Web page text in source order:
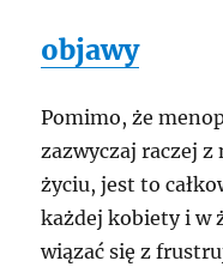
objawy
Pomimo, że
zazwyczaj raczej
życiu, jest to
każdej kobiety i w
wiązać się z